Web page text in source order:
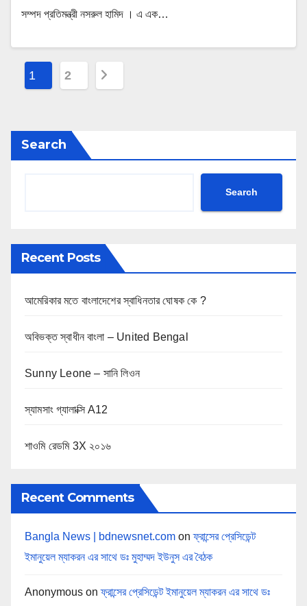
সম্পদ প্রতিমন্ত্রী নসরুল হামিদ । এ এক…
P
s
t
a
g
i
n
t
i
o
1 2
Search
Search
Recent Posts
আমেরিকার মতে বাংলাদেশের স্বাধিনতার ঘোষক কে ?
অবিভক্ত স্বাধীন বাংলা – United Bengal
Sunny Leone – সানি লিওন
স্যামসাং গ্যালাক্সি A12
শাওমি রেডমি 3X ২০১৬
Recent Comments
Bangla News | bdnewsnet.com onফ্রান্সের প্রেসিডেন্ট
ইমানুয়েল ম্যাকরন এর সাথে ডঃ মুহাম্মদ ইউনুস এর বৈঠক
Anonymous onফ্রান্সের প্রেসিডেন্ট ইমানুয়েল ম্যাকরন এর সাথে ডঃ